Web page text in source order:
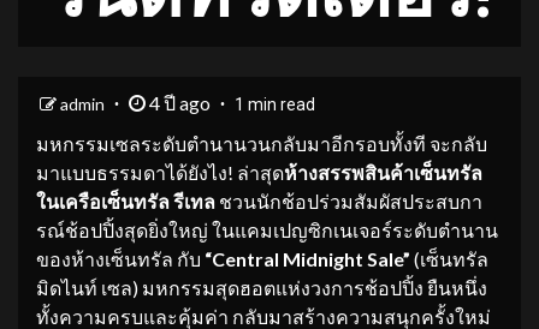
admin 4 ปี ago 1 min read
มหกรรมเซลระดับตำนานวนกลับมาอีกรอบทั้งที จะกลับ
มาแบบธรรมดาได้ยังไง! ล่าสุดห้างสรรพสินค้าเซ็นทรัล
ในเครือเซ็นทรัล รีเทล ชวนนักช้อปร่วมสัมผัสประสบกา
รณ์ช้อปปิ้งสุดยิ่งใหญ่ ในแคมเปญซิกเนเจอร์ระดับตำนาน
ของห้างเซ็นทรัล กับ “Central Midnight Sale” (เซ็นทรัล
มิดไนท์ เซล) มหกรรมสุดฮอตแห่งวงการช้อปปิ้ง ยืนหนึ่ง
ทั้งความครบและคุ้มค่า กลับมาสร้างความสนุกครั้งใหม่